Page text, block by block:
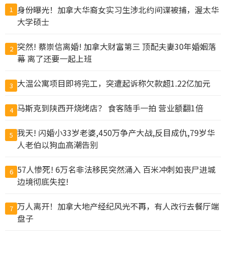
1 身份曝光！加拿大华裔女实习生涉北约间谍被捕，渥太华
大学硕士
2 突然! 蔡崇信离婚! 加拿大财富第三 顶配夫妻30年婚姻落
幕 离了还要一起上班
3 大温公寓项目即将完工，突遭起诉称欠款超1.22亿加元
4 马斯克到陕西开烧烤店？ 食客随手一拍 营业额翻1倍
5 我天! 闪婚小33岁老婆,450万争产大战,反目成仇,79岁华
人老伯以狗血高潮告别
6 57人惨死! 6万名非法移民突然涌入 百米冲刺如丧尸进城
边境彻底失控!
7 万人离开！加拿大地产经纪风光不再，有人改行去餐厅端
盘子